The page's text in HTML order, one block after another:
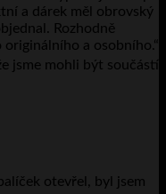
otevřel, byl jsem